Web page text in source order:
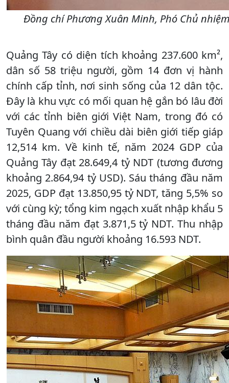
Đồng chí Phương Xuân Minh, Phó Chủ
Quảng Tây có diện tích khoảng 237.600 km²,
dân số 58 triệu người, gồm 14 đơn vị hành
chính cấp tỉnh, nơi sinh sống của 12 dân tộc.
Đây là khu vực có mối quan hệ gắn bó lâu đời
với các tỉnh biên giới Việt Nam, trong đó có
Tuyên Quang với chiều dài biên giới tiếp giáp
12,514 km. Về kinh tế, năm 2024 GDP của
Quảng Tây đạt 28.649,4 tỷ NDT (tương đương
khoảng 2.864,94 tỷ USD). Sáu tháng đầu năm
2025, GDP đạt 13.850,95 tỷ NDT, tăng 5,5% so
với cùng kỳ; tổng kim ngạch xuất nhập khẩu 5
tháng đầu năm đạt 3.871,5 tỷ NDT. Thu nhập
bình quân đầu người khoảng 16.593 NDT.